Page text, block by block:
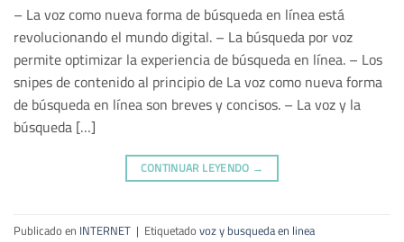
– La voz como nueva forma de búsqueda en línea está
revolucionando el mundo digital. – La búsqueda por voz
permite optimizar la experiencia de búsqueda en línea. – Los
snipes de contenido al principio de La voz como nueva forma
de búsqueda en línea son breves y concisos. – La voz y la
búsqueda […]
CONTINUAR LEYENDO →
Publicado en INTERNET | Etiquetadovoz y busqueda en linea